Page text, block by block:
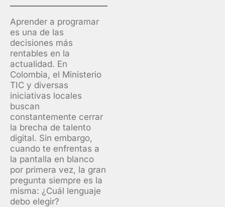
Aprender a programar
es una de las
decisiones más
rentables en la
actualidad. En
Colombia, el Ministerio
TIC y diversas
iniciativas locales
buscan
constantemente cerrar
la brecha de talento
digital. Sin embargo,
cuando te enfrentas a
la pantalla en blanco
por primera vez, la gran
pregunta siempre es la
misma: ¿Cuál lenguaje
debo elegir?